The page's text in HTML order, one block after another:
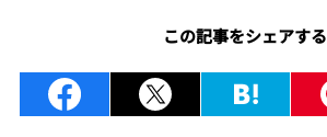
この記事をシェアする